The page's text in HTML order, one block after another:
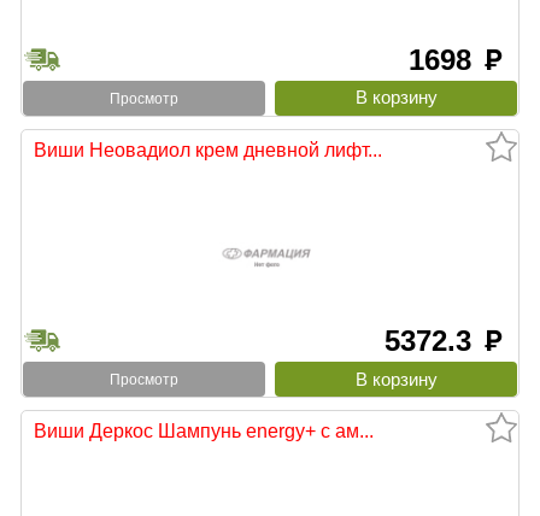
1698 руб
Просмотр
Виши Неовадиол крем дневной лифт...
5372.3 руб
Просмотр
Виши Деркос Шампунь energy+ с ам...